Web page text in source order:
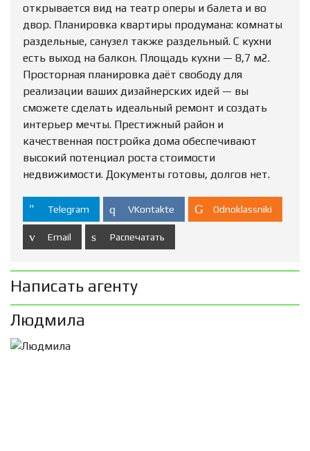
открывается вид на театр оперы и балета и во
двор. Планировка квартиры продумана: комнаты
раздельные, санузел также раздельный. С кухни
есть выход на балкон. Площадь кухни — 8,7 м2.
Просторная планировка даёт свободу для
реализации ваших дизайнерских идей — вы
сможете сделать идеальный ремонт и создать
интерьер мечты. Престижный район и
качественная постройка дома обеспечивают
высокий потенциал роста стоимости
недвижимости. Документы готовы, долгов нет.
Telegram VKontakte Odnoklassniki
Email Распечатать
Написать агенту
Людмила